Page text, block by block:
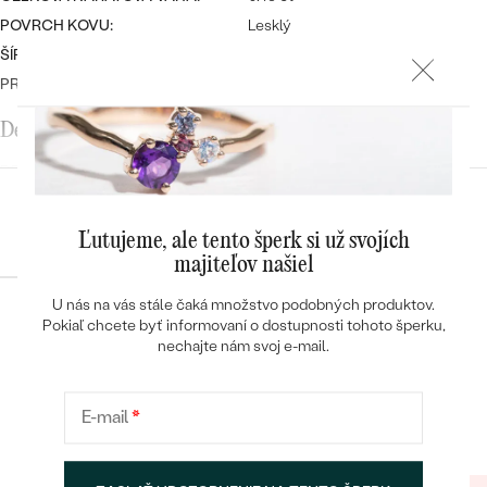
POVRCH KOVU:
Lesklý
ŠÍRKA:
PRIBLIŽNÁ VÁHA:
Detaily o osadenom drahokame
DRUH:
KARÁTOVÁ VÁHA:
0.45 ct
2.00 mm (0.03ct)
FARBA:
G-H
Round
Konfigurácia
POKRAČOVAT
ULOŽIŤ
4.9
Ľutujeme, ale tento šperk si už svojích
majiteľov našiel
U nás na vás stále čaká množstvo podobných produktov.
Pokiaľ chcete byť informovaní o dostupnosti tohoto šperku,
nechajte nám svoj e-mail.
E-mail*